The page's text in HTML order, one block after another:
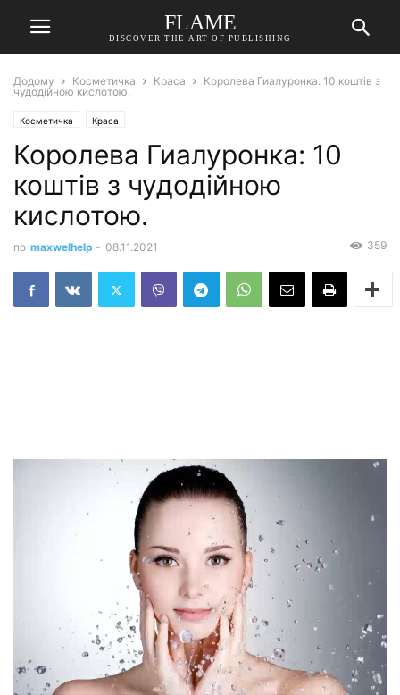
FLAME
DISCOVER THE ART OF PUBLISHING
Додому Косметичка Краса
Королева Гиалуронка: 10 коштів з
чудодійною кислотою.
Косметичка Краса
Королева Гиалуронка: 10
коштів з чудодійною
кислотою.
по maxwelhelp - 08.11.2021 359